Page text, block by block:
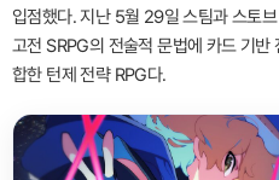
입점했다. 지난 5월 29일 스팀과 스토
고전 SRPG의 전술적 문법에 카드 기
합한 턴제 전략 RPG다.